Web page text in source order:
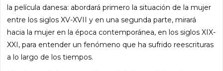
la película danesa: abordará primero la situación de la mujer
entre los siglos XV-XVII y en una segunda parte, mirará
hacia la mujer en la época contemporánea, en los siglos XIX-
XXI, para entender un fenómeno que ha sufrido reescrituras
a lo largo de los tiempos.